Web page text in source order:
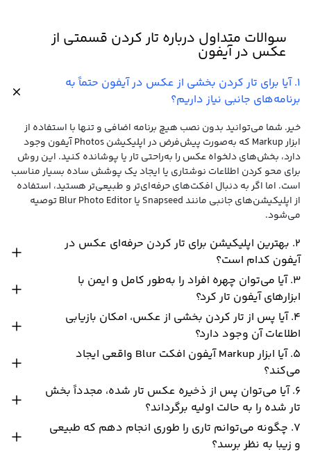
سوالات متداول درباره تار کردن قسمتی از
عکس در آیفون
۱. آیا برای تار کردن بخشی از عکس در آیفون حتماً به
برنامه‌های جانبی نیاز داریم؟
خیر. شما می‌توانید بدون نصب هیچ برنامه اضافی و تنها با استفاده از
ابزار Markup که به‌صورت پیش‌فرض در اپلیکیشن Photos آیفون وجود
دارد، بخش‌های دلخواه عکس را به‌راحتی تار یا پوشانده کنید. این روش
برای محو کردن اطلاعات نوشتاری یا ایجاد یک پوشش ساده بسیار مناسب
است. اما اگر به دنبال افکت‌های حرفه‌ای‌تر و طبیعی‌تر هستید، استفاده
از اپلیکیشن‌های جانبی مانند Snapseed یا Blur Photo Editor توصیه
می‌شود.
۲. بهترین اپلیکیشن برای تار کردن حرفه‌ای عکس در
آیفون کدام است؟
۳. آیا می‌توان چهره افراد را به‌طور کامل و ایمن با
ابزارهای آیفون تار کرد؟
۴. آیا پس از تار کردن بخشی از عکس، امکان بازیابی
اطلاعات آن وجود دارد؟
۵. آیا ابزار Markup آیفون افکت Blur واقعی ایجاد
می‌کند؟
۶. آیا می‌توان پس از ذخیره عکس تار شده، مجدداً بخش
تار شده را به حالت اولیه برگرداند؟
۷. چگونه می‌توانم تاری را طوری انجام دهم که طبیعی
و زیبا به نظر برسد؟